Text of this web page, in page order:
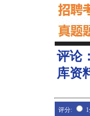
评论：
库资
评分: